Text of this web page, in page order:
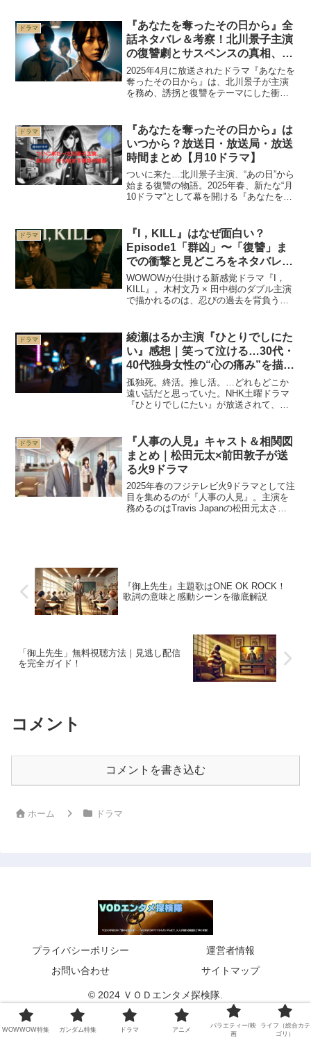
本記事では、ドラマのキャスト、主題
歌、視聴率、ロ...
ドラマ
『あなたを奪ったその日から』全
話ネタバレ＆考察！北川景子主演
の復讐劇とサスペンスの真相、結
末予想を徹底解説
2025年4月に放送されたドラマ『あなたを
奪ったその日から』は、北川景子が主演
を務め、誘拐と復讐をテーマにした衝撃
いないものの、そのリアルな描写と深い
テーマが視聴者の心...
ドラマ
『あなたを奪ったその日から』は
いつから？放送日・放送局・放送
時間まとめ【月10ドラマ】
ついに来た…北川景子主演、“あの日”から
始まる復讐の物語。2025年春、新たな“月
10ドラマ”として幕を開ける『あなたを奪
――。息を呑む心理戦と、母性の葛藤が
交錯する注...
ドラマ
『I，KILL』はなぜ面白い？
Episode1「群凶」〜「復讐」ま
での衝撃と見どころをネタバレあ
りで語る｜キャスト情報も！
WOWOWが仕掛ける新感覚ドラマ『I，
KILL』。木村文乃 × 田中樹のダブル主演
で描かれるのは、忍びの過去を背負う母
は、薬を求めて旅に出る母・お凛と、彼
女を取り巻...
ドラマ
綾瀬はるか主演『ひとりでしにた
い』感想｜笑って泣ける…30代・
40代独身女性の“心の痛み”を描く
NHK土曜ドラマ
孤独死。終活。推し活。…どれもどこか
遠い話だと思っていた。NHK土曜ドラマ
『ひとりでしにたい』が放送されて、
…そんな声がタイムラインを埋め尽くし
ていく。主演は綾瀬はる...
ドラマ
『人事の人見』キャスト＆相関図
まとめ｜松田元太×前田敦子が送
る火9ドラマ
2025年春のフジテレビ火9ドラマとして注
目を集めるのが『人事の人見』。主演を
務めるのはTravis Japanの松田元太さ
『御上先生』主題歌はONE OK ROCK！
歌詞の意味と感動シーンを徹底解説
「御上先生」無料視聴方法｜見逃し配信
を完全ガイド！
コメント
コメントを書き込む
ホーム ドラマ
プライバシーポリシー
運営者情報
お問い合わせ
サイトマップ
© 2024 ＶＯＤエンタメ探検隊.
WOWWOW特集 ガンダム特集 ドラマ アニメ
バラエティー/映
画
ライフ（総合カテ
ゴリ）